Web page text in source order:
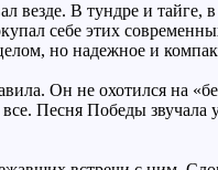
везде. В тундре и
себе этих
но надежное и
Он не охотился на
все. Песня Победы